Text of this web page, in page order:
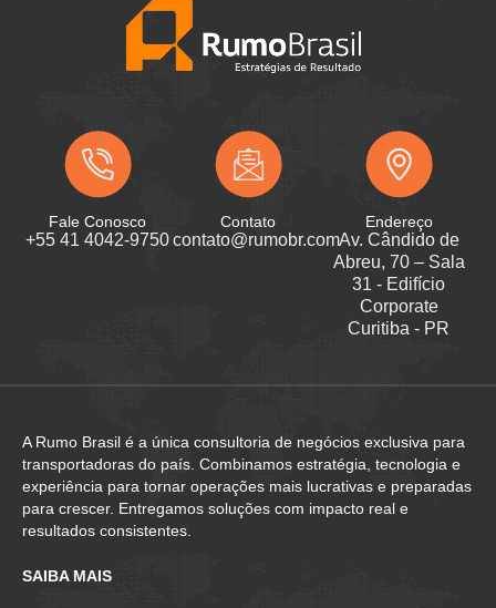
Fale Conosco
+55 41 4042-9750
Contato
contato@rumobr.com
Endereço
Av. Cândido de
Abreu, 70 – Sala
31 - Edifício
Corporate
Curitiba - PR
A Rumo Brasil é a única consultoria de negócios exclusiva para
transportadoras do país. Combinamos estratégia, tecnologia e
experiência para tornar operações mais lucrativas e preparadas
para crescer. Entregamos soluções com impacto real e
resultados consistentes.
SAIBA MAIS